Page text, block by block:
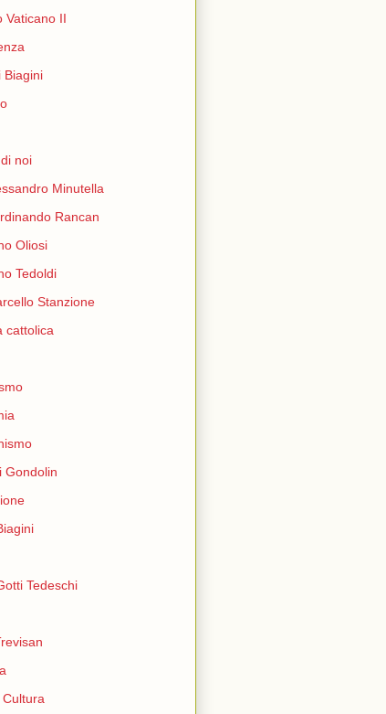
Vaticano II
Biagini
noi
Minutella
Rancan
Oliosi
Tedoldi
Stanzione
cattolica
Gondolin
Tedeschi